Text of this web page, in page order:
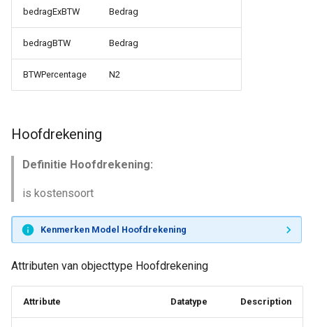
bedragExBTW Bedrag
bedragBTW Bedrag
BTWPercentage N2
Hoofdrekening
Definitie Hoofdrekening:
is kostensoort
Kenmerken Model Hoofdrekening
Attributen van objecttype Hoofdrekening
Attribute Datatype Description